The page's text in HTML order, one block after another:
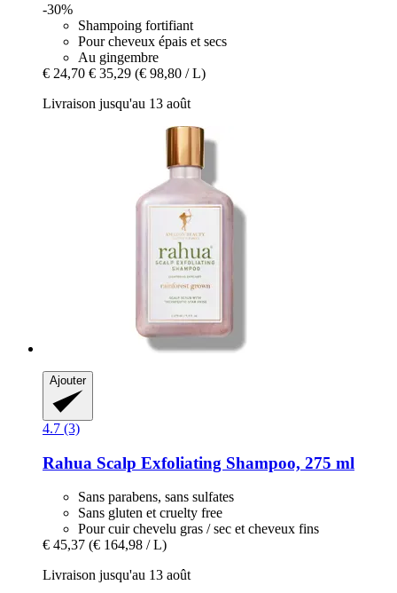
-30%
Shampoing fortifiant
Pour cheveux épais et secs
Au gingembre
€ 24,70 € 35,29 (€ 98,80 / L)
Livraison jusqu'au 13 août
Ajouter
4.7 (3)
Rahua Scalp Exfoliating Shampoo, 275 ml
Sans parabens, sans sulfates
Sans gluten et cruelty free
Pour cuir chevelu gras / sec et cheveux fins
€ 45,37 (€ 164,98 / L)
Livraison jusqu'au 13 août